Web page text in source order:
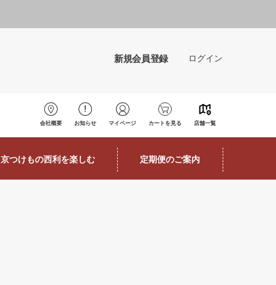
新規会員登録 ログイン
会社概要 お知らせ マイページ カートを見る 店舗一覧
京つけもの西利を楽しむ 定期便のご案内